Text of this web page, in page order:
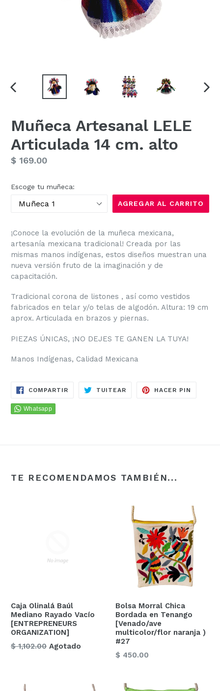
ANTERIOR
Muñeca Artesanal LELE
Articulada 14 cm. alto
Precio
$ 169.00
Escoge tu muñeca:
AGREGAR AL CARRITO
¡Conoce la evolución de la muñeca mexicana,
artesanía mexicana tradicional! Creada por las
mismas manos indígenas, estos diseños muestran una
nueva versión fruto de la imaginación y de
capacitación.
Tradicional corona de listones , así como vestidos
fabricados en telar y/o telas de algodón. Altura: 19 cm
aprox. Articulada en brazos y piernas.
PIEZAS ÚNICAS, ¡NO DEJES TE GANEN LA TUYA!
Manos Indígenas, Calidad Mexicana
COMPARTIRCOMPARTIRTUITEAR TUITEARHACER PIN
TE RECOMENDAMOS TAMBIÉN...
Caja Olinalá Baúl
Mediano Rayado Vacío
[ENTREPRENEURS
ORGANIZATION]
Precio
$ 1,102.00 Agotado
Bolsa Morral Chica
Bordada en Tenango
[Venado/ave
multicolor/flor naranja )
#27
Precio
$ 450.00